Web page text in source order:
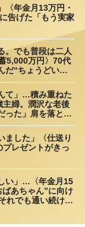
〈年金月13万円・
告げた「もう実家
。でも普段は二人
5,000万円〉70代
だ“ちょうどいい
て」…積み重ねた
主婦。潤沢な老後
った」肩を落とす
ました」〈仕送り
プレゼントがきっ
い」…〈年金月15
あちゃん”に向け
れでも通い続ける